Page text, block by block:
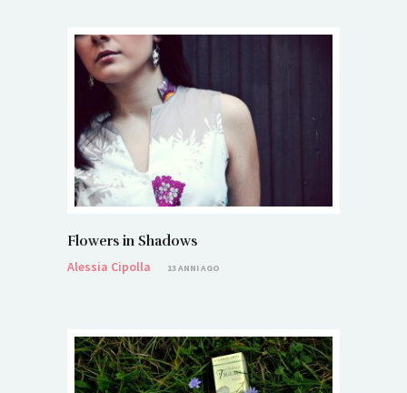
Flowers in Shadows
Alessia Cipolla
13 ANNI AGO